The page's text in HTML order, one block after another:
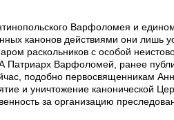
Варфоломея и
канонов действиями они лишь
раскольников с особой
Патриарх Варфоломей, ранее
подобно первосвященникам
и уничтожение канонической
за организацию